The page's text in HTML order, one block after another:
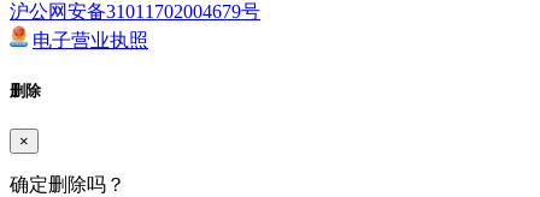
沪公网安备31011702004679号
电子营业执照
删除
×
确定删除吗？